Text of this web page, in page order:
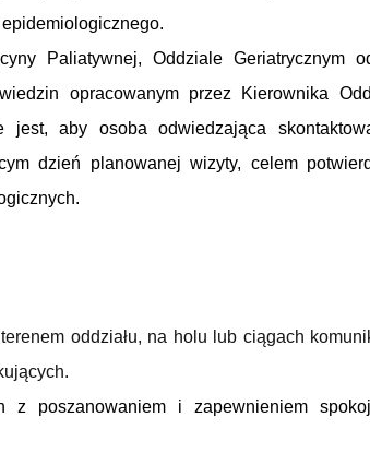
Paliatywnej, Oddziale Geriatrycznym
opracowanym przez Kierownika
jest, aby osoba odwiedzająca
dzień planowanej wizyty, celem
oddziału, na holu lub ciągach
poszanowaniem i zapewnieniem